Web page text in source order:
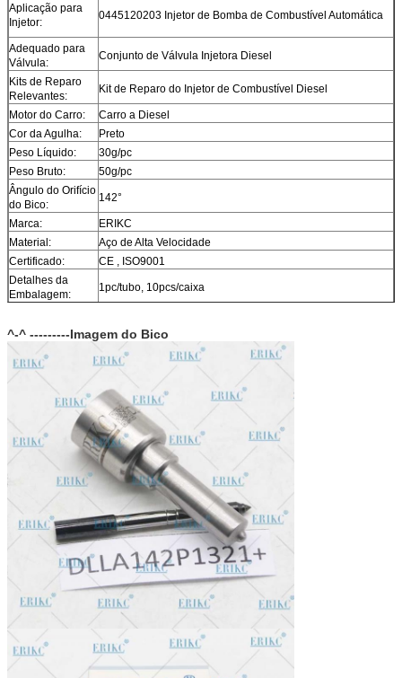
Aplicação para
Injetor:
0445120203 Injetor de Bomba de Combustível Automática
Adequado para
Válvula:
Conjunto de Válvula Injetora Diesel
Kits de Reparo
Relevantes:
Kit de Reparo do Injetor de Combustível Diesel
Motor do Carro:
Carro a Diesel
Cor da Agulha:
Preto
Peso Líquido:
30g/pc
Peso Bruto:
50g/pc
Ângulo do Orifício
do Bico:
142°
Marca:
ERIKC
Material:
Aço de Alta Velocidade
Certificado:
CE , ISO9001
Detalhes da
Embalagem:
1pc/tubo, 10pcs/caixa
Caixa:
12 meses
Tempo de
Dentro de 1-2 dias após o pagamento, você pode receber
Em estoque, não pode ficar exposto sem embalagem no ar
por muito tempo.
Forma de Envio:
DHL, FedEx, UPS, TNT, EMS, ARAMEX, Por via Aérea.
Termos de
T/T, Western Union, MG, PayPal, Ect.
Exportação Atual:
América do Sul/América do Norte, Europa, Oriente Médio,
África, Ásia, Austrália.
^-^ ---------Imagem do Bico